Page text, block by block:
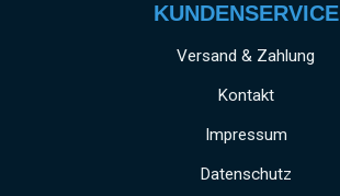
KUNDENSERVICE
Versand & Zahlung
Kontakt
Impressum
Datenschutz